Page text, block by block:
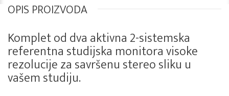
OPIS PROIZVODA
Komplet od dva aktivna 2-sistemska
referentna studijska monitora visoke
rezolucije za savršenu stereo sliku u
vašem studiju.